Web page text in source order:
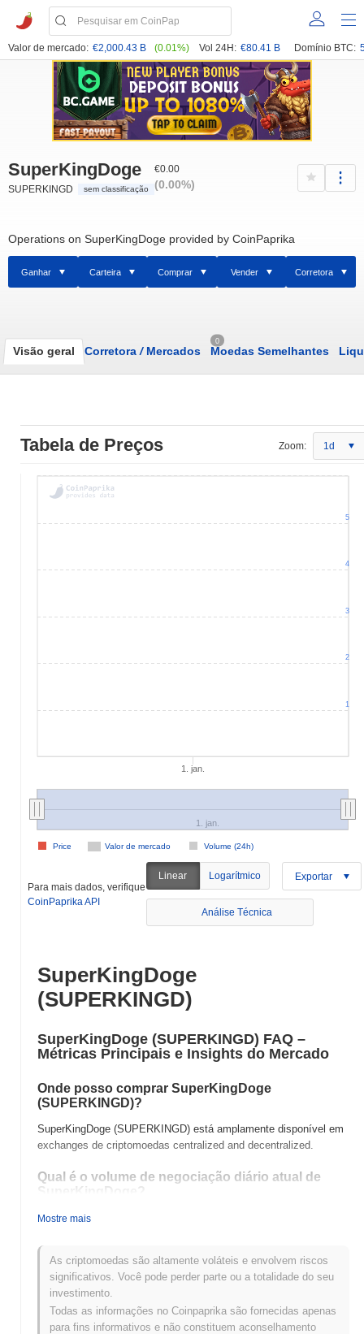
Valor de mercado: €2,000.43 B (0.01%) Vol 24H: €80.41 B Domínio BTC:
SuperKingDoge
SUPERKINGD sem classificação
€0.00
(0.00%)
Operations on SuperKingDoge provided by CoinPaprika
Ganhar Carteira Comprar Vender Corretora
Visão geral Corretora /Mercados
0
Moedas Semelhantes
Tabela de Preços Zoom: 1d
1. jan.
Valor de mercado Volume (24h)
Price
1. jan.
1
2
3
4
5
Para mais dados, verifique
CoinPaprika API
Linear Logarítmico Exportar
Análise Técnica
SuperKingDoge
(SUPERKINGD)
SuperKingDoge (SUPERKINGD) FAQ –
Métricas Principais e Insights do Mercado
Onde posso comprar SuperKingDoge
(SUPERKINGD)?
SuperKingDoge (SUPERKINGD) está amplamente disponível em
exchanges de criptomoedas centralized and decentralized.
Qual é o volume de negociação diário atual de
SuperKingDoge?
Nas últimas 24 horas, o volume de negociação de
Qual é o histórico da faixa de preço de
SuperKingDoge?
Máxima Histórica (ATH): €0.00007374
Mínima Histórica (ATL): €0.00
Mostre mais
As criptomoedas são altamente voláteis e envolvem riscos
significativos. Você pode perder parte ou a totalidade do seu
investimento.
Todas as informações no Coinpaprika são fornecidas apenas
para fins informativos e não constituem aconselhamento